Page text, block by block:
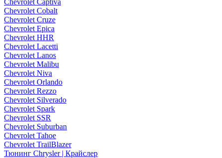
Chevrolet Captiva
Chevrolet Cobalt
Chevrolet Cruze
Chevrolet Epica
Chevrolet HHR
Chevrolet Lacetti
Chevrolet Lanos
Chevrolet Malibu
Chevrolet Niva
Chevrolet Orlando
Chevrolet Rezzo
Chevrolet Silverado
Chevrolet Spark
Chevrolet SSR
Chevrolet Suburban
Chevrolet Tahoe
Chevrolet TrailBlazer
Тюнинг Chrysler | Крайслер